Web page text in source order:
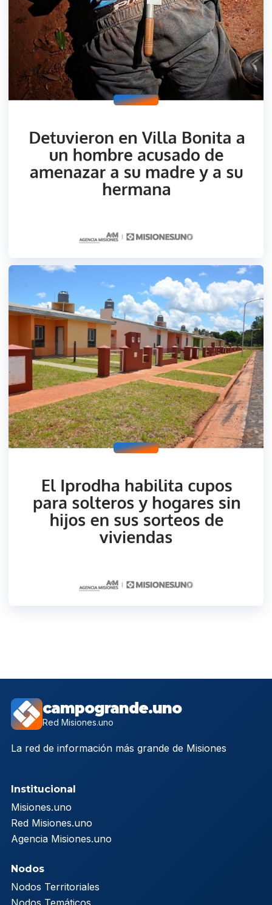
campogrande.uno
Red Misiones.uno
La red de información más grande de Misiones
Institucional
Misiones.uno
Red Misiones.uno
Agencia Misiones.uno
Nodos
Nodos Territoriales
Nodos Temáticos